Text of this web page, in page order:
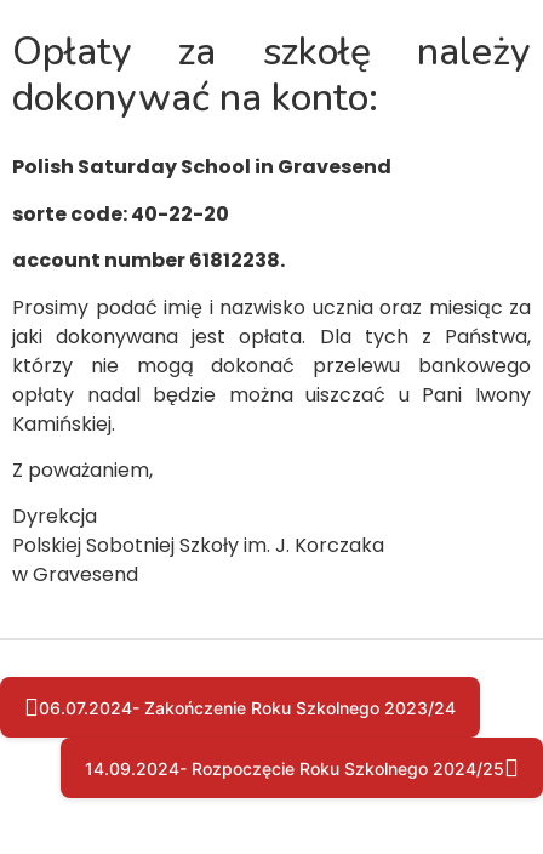
Opłaty za szkołę należy
dokonywać na konto:
Polish Saturday School in Gravesend
sorte code: 40-22-20
account number 61812238.
Prosimy podać imię i nazwisko ucznia oraz miesiąc za
jaki dokonywana jest opłata. Dla tych z Państwa,
którzy nie mogą dokonać przelewu bankowego
opłaty nadal będzie można uiszczać u Pani Iwony
Kamińskiej.
Z poważaniem,
Dyrekcja
Polskiej Sobotniej Szkoły im. J. Korczaka
w Gravesend
06.07.2024- Zakończenie Roku Szkolnego 2023/24
14.09.2024- Rozpoczęcie Roku Szkolnego 2024/25